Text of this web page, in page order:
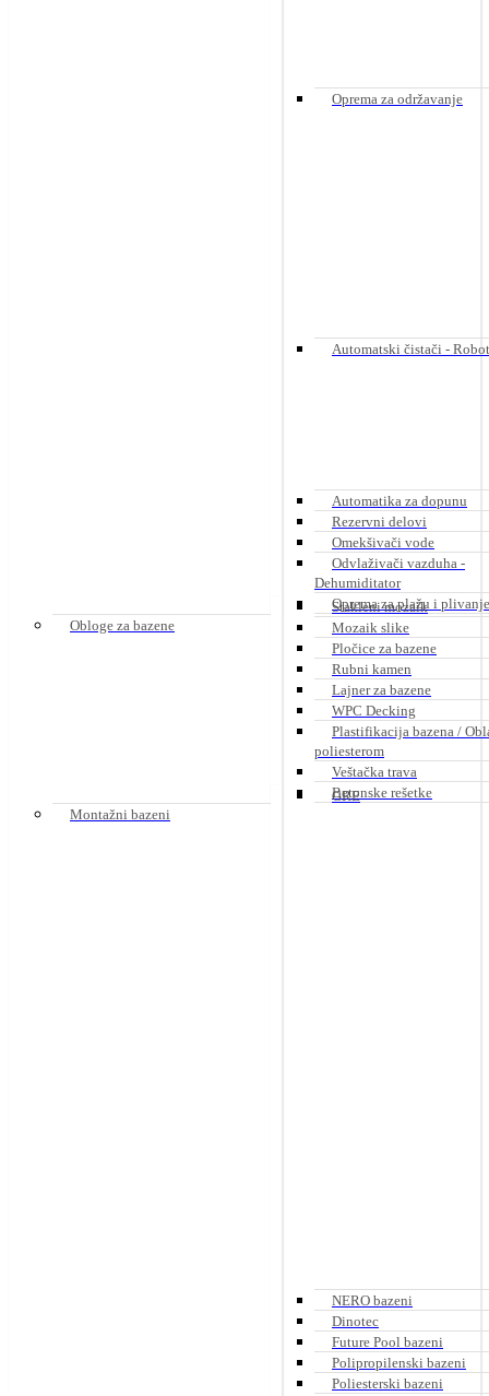
Oprema za održavanje
Automatski čistači -
Automatika za dopunu
Rezervni delovi
Omekšivači vode
Odvlaživači vazduha -
Dehumiditator
Oprema za plažu i plivanje
Obloge za bazene
Stakleni mozaik
Mozaik slike
Pločice za bazene
Rubni kamen
Lajner za bazene
WPC Decking
Plastifikacija bazena /
poliesterom
Veštačka trava
Betonske rešetke
Montažni bazeni
GRE
NERO bazeni
Dinotec
Future Pool bazeni
Polipropilenski bazeni
Poliesterski bazeni